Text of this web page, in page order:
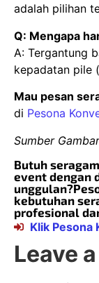
adalah pilihan
Q: Mengapa
A: Tergantung
kepadatan pile
Mau pesan
di Pesona
Sumber Gambar
Butuh
event dengan
kebutuhan
profesional
Klik Pesona
Leave